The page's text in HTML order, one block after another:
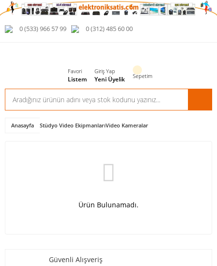
0 (533) 966 57 99 0 (312) 485 60 00
Favori
Listem
Giriş Yap
Yeni Üyelik Sepetim
Anasayfa Stüdyo Video EkipmanlarıVideo Kameralar
Ürün Bulunamadı.
Güvenli Alışveriş